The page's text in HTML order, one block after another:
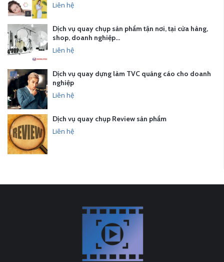
Liên hệ
Dịch vụ quay chụp sản phẩm tận nơi, tại cửa hàng,
shop, doanh nghiệp…
Liên hệ
Dịch vụ quay dựng làm TVC quảng cáo cho doanh
nghiệp
Liên hệ
Dịch vụ quay chụp Review sản phẩm
Liên hệ